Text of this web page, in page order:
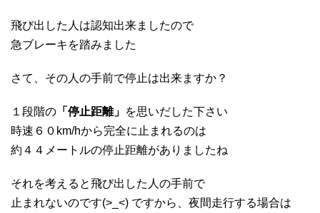
飛び出した人は認知出来ましたので
急ブレーキを踏みました
さて、その人の手前で停止は出来ますか？
１段階の 「停止距離」 を思いだした下さい
時速６０km/hから完全に止まれるのは
約４４メートルの停止距離がありましたね
それを考えると飛び出した人の手前で
止まれないのです(>_<) ですから、夜間走行する場合は